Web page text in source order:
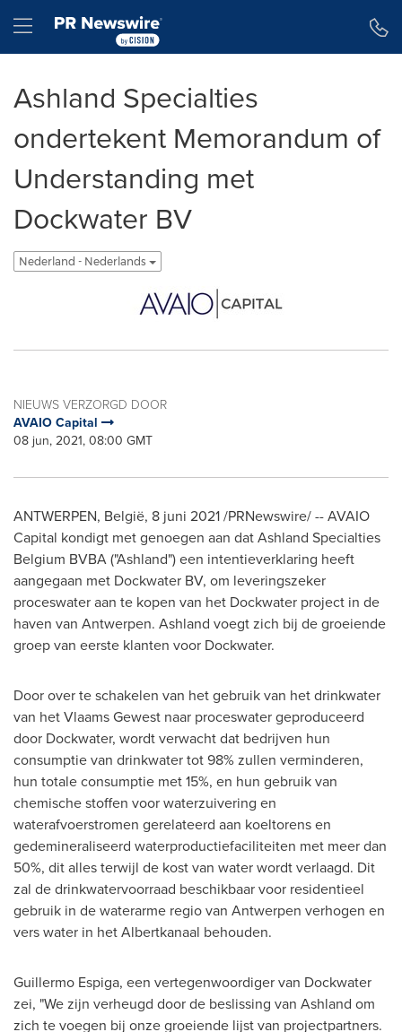
Hamburger menu
Ashland Specialties
ondertekent Memorandum of
Understanding met
Dockwater BV
Nederland - Nederlands
NIEUWS VERZORGD DOOR
AVAIO Capital
08 jun, 2021, 08:00 GMT
ANTWERPEN, België, 8 juni 2021 /PRNewswire/ -- AVAIO
Capital kondigt met genoegen aan dat Ashland Specialties
Belgium BVBA ("Ashland") een intentieverklaring heeft
aangegaan met Dockwater BV, om leveringszeker
proceswater aan te kopen van het Dockwater project in de
haven van Antwerpen. Ashland voegt zich bij de groeiende
groep van eerste klanten voor Dockwater.
Door over te schakelen van het gebruik van het drinkwater
van het Vlaams Gewest naar proceswater geproduceerd
door Dockwater, wordt verwacht dat bedrijven hun
consumptie van drinkwater tot 98% zullen verminderen,
hun totale consumptie met 15%, en hun gebruik van
chemische stoffen voor waterzuivering en
waterafvoerstromen gerelateerd aan koeltorens en
gedemineraliseerd waterproductiefaciliteiten met meer dan
50%, dit alles terwijl de kost van water wordt verlaagd. Dit
zal de drinkwatervoorraad beschikbaar voor residentieel
gebruik in de waterarme regio van Antwerpen verhogen en
vers water in het Albertkanaal behouden.
Guillermo Espiga, een vertegenwoordiger van Dockwater
zei, "We zijn verheugd door de beslissing van Ashland om
zich te voegen bij onze groeiende lijst van projectpartners.